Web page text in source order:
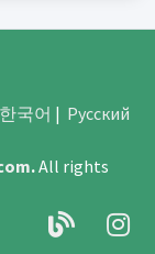
한국어 | Русский
.All rights